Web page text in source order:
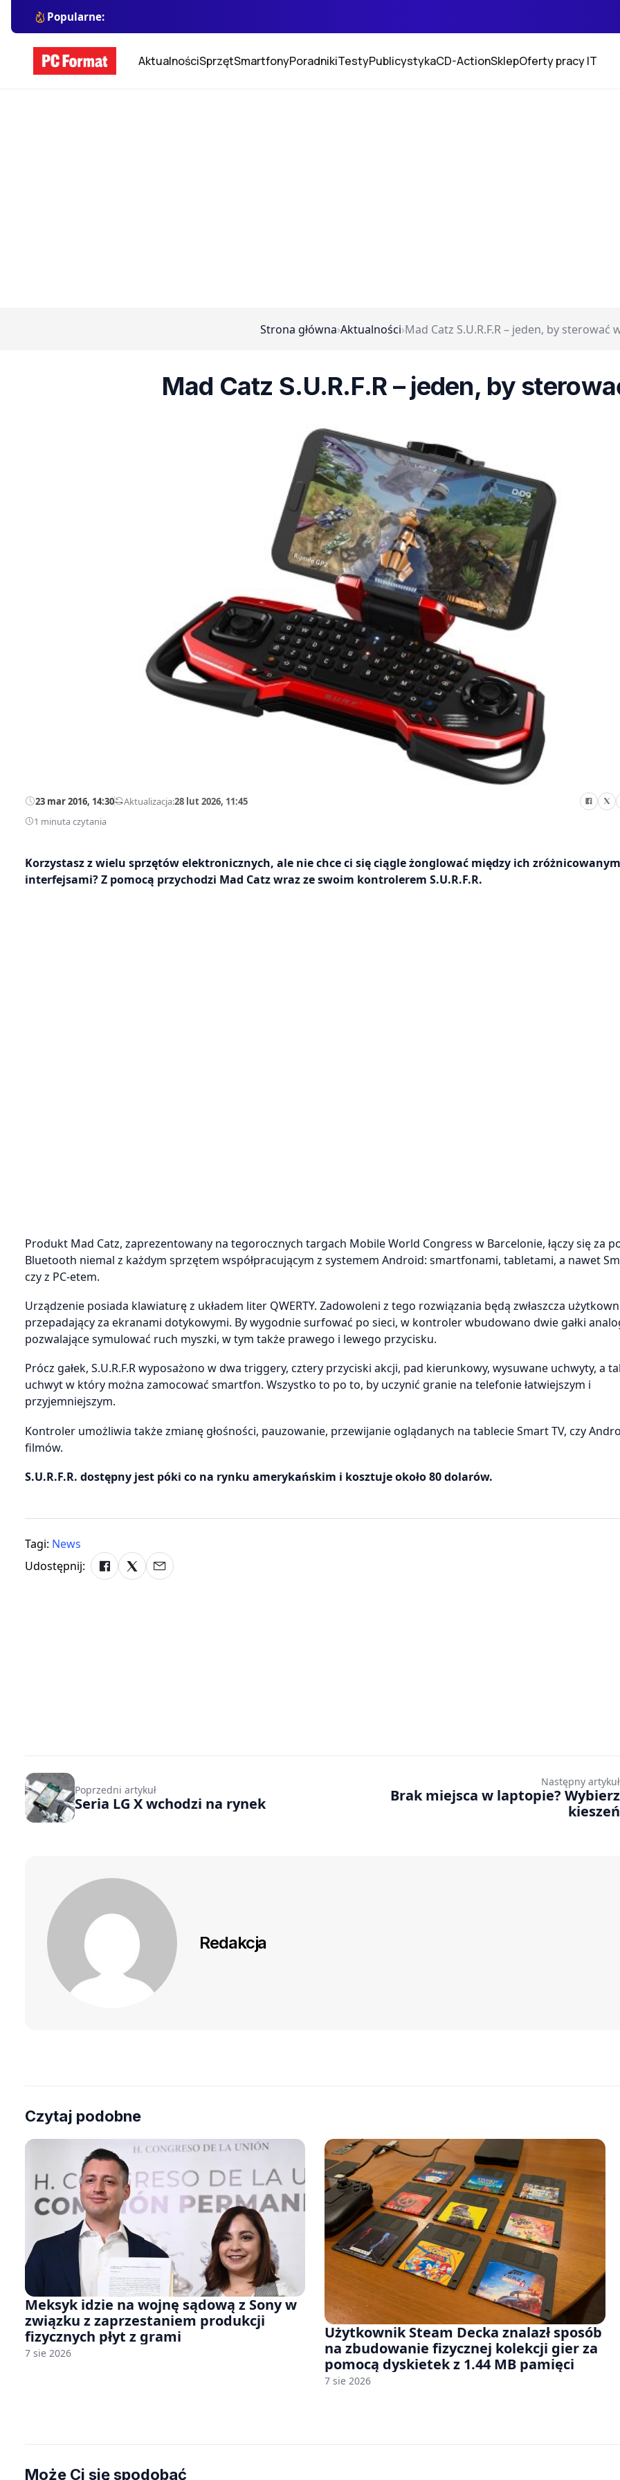
Popularne:
AktualnościSprzętSmartfonyPoradnikiTestyPublicystykaCD-ActionSklepOferty pracy IT
Strona główna›Aktualności›Mad Catz S.U.R.F.R – jeden, by sterować
Mad Catz S.U.R.F.R – jeden, by
23 mar 2016, 14:30—Aktualizacja:28 lut 2026, 11:45
1 minuta czytania
Korzystasz z wielu sprzętów elektronicznych, ale nie chce ci się ciągle żonglować między ich
interfejsami? Z pomocą przychodzi Mad Catz wraz ze swoim kontrolerem S.U.R.F.R.
Produkt Mad Catz, zaprezentowany na tegorocznych targach Mobile World Congress w Barcelonie, łączy się za
Bluetooth niemal z każdym sprzętem współpracującym z systemem Android: smartfonami, tabletami, a nawet
czy z PC-etem.
Urządzenie posiada klawiaturę z układem liter QWERTY. Zadowoleni z tego rozwiązania będą zwłaszcza
przepadający za ekranami dotykowymi. By wygodnie surfować po sieci, w kontroler wbudowano dwie gałki
pozwalające symulować ruch myszki, w tym także prawego i lewego przycisku.
Prócz gałek, S.U.R.F.R wyposażono w dwa triggery, cztery przyciski akcji, pad kierunkowy, wysuwane uchwyty, a
uchwyt w który można zamocować smartfon. Wszystko to po to, by uczynić granie na telefonie łatwiejszym i
przyjemniejszym.
Kontroler umożliwia także zmianę głośności, pauzowanie, przewijanie oglądanych na tablecie Smart TV, czy
filmów.
S.U.R.F.R. dostępny jest póki co na rynku amerykańskim i kosztuje około 80 dolarów.
Tagi: News
Udostępnij:
Poprzedni artykuł
Seria LG X wchodzi na rynek
Następny artykuł
Brak miejsca w laptopie? Wybierz
kieszeń
Redakcja
Czytaj podobne
Meksyk idzie na wojnę sądową z Sony w
związku z zaprzestaniem produkcji
fizycznych płyt z grami
7 sie 2026
Użytkownik Steam Decka znalazł sposób
na zbudowanie fizycznej kolekcji gier za
pomocą dyskietek z 1.44 MB pamięci
7 sie 2026
Może Ci się spodobać